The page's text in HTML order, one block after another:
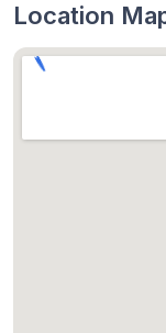
Location